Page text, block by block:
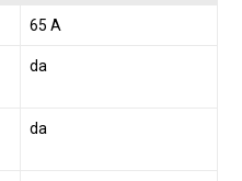
65 A
da
da